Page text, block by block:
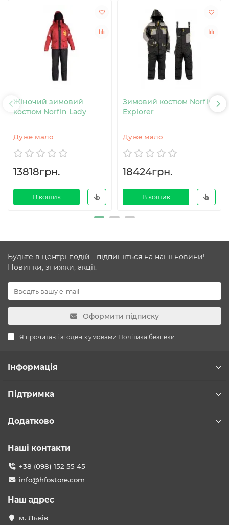
Жіночий зимовий
костюм Norfin Lady
Дуже мало
13818грн.
В кошик
Зимовий костюм Norfin
Explorer
Дуже мало
18424грн.
В кошик
Будьте в центрі подій - підпишіться на наші новини!
Новинки, знижки, акції.
Оформити підписку
Я прочитав і згоден з умовами Політика безпеки
Інформація
Підтримка
Додатково
Наші контакти
+38 (098) 152 55 45
info@hfostore.com
Наш адрес
м. Львів